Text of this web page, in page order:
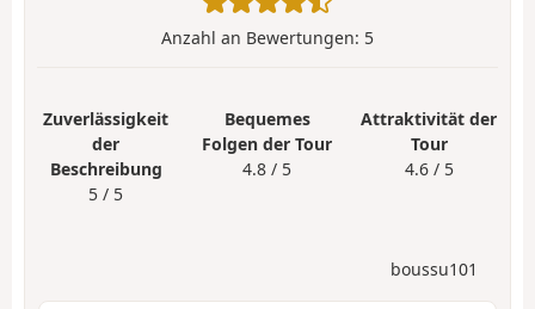
Anzahl an Bewertungen: 5
Zuverlässigkeit
der
Beschreibung
5 / 5
Bequemes
Folgen der Tour
4.8 / 5
Attraktivität der
Tour
4.6 / 5
boussu101